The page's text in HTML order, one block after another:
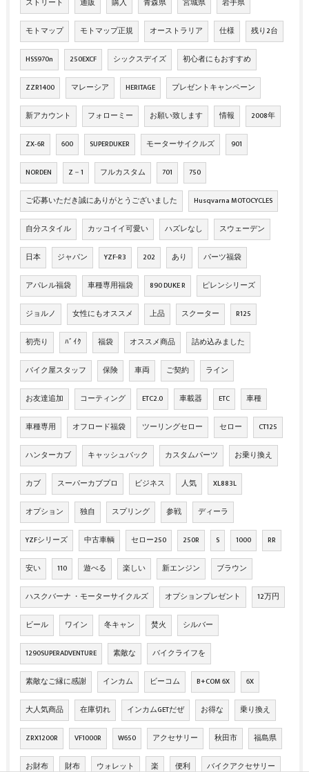
ストリート 通販 購入 青森県 宮城県 岩手県
モトマップ モトマップ正規 オーストラリア 仕様 残り2台
HSS970n 250EXCF シックスデイズ 初心者にもおすすめ
ZZR1400 マレーシア HERITAGE プレゼントキャンペーン
新アカウント フォローミー お願い致します 情報 2008年
ZX‐6R 600 SUPERDUKER モーターサイクルズ 901
NORDEN Z－1 フルカスタム 701 750
ご応募いただき誠にありがとうございました Husqvarna MOTOCYCLES
自分スタイル カッコイイ可愛い ハズレなし スウェーデン
日本 ジャパン YZF-R3 202 あり パーツ福袋
アパレル福袋 車種専用福袋 890 DUKE R ピレンシリーズ
ジョルノ 女性にもオススメ 上品 スクーター R125
初売り ﾊﾞｲｸ 福袋 オススメ商品 詰め込みました
バイク屋スタッフ 保険 車両 ご契約 ライン
お友達追加 コーティング ETC2.0 車載器 ETC 車種
車種専用 オフロード福袋 ツーリングセロー セロー CT125
ハンターカブ キャッシュバック カスタムパーツ お乗り換え
カブ スーパーカブプロ ビジネス 人気 XL883L
オプション 独自 スプリング 参戦 ディーラ
YZFシリーズ 中古車輌 セロー250 250R S 1000 RR
安い 110 遊べる 楽しい 新エンジン ブラウン
ハスクバーナ ・モーターサイクルズ オプションプレゼント 12万円
ビール ワイン 冬キャン 焚火 シルバー
1290SUPERADVENTURE 素敵な バイクライフを
素敵なご縁に感謝 インカム ビーコム B+COM 6X 6X
大人気商品 在庫切れ インカムGETだぜ お得な 乗り換え
ZRX1200R VF1000R W650 アクセサリー 秋田市 福島県
お財布 財布 ウォレット 楽 便利 バイクアクセサリー